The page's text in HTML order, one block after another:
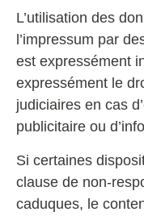
L’utilisation des
l’impressum par
est expressément
expressément le
judiciaires en cas
publicitaire ou
Si certaines
clause de non-
caduques, le